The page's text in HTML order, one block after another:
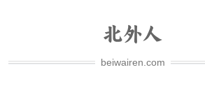
beiwairen.com